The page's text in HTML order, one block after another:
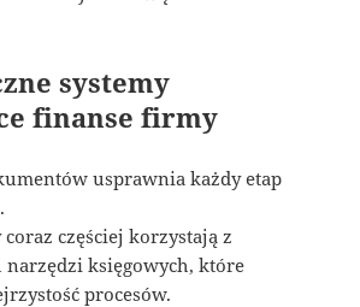
systemy
finanse firmy
usprawnia każdy etap
częściej korzystają z
narzędzi księgowych, które
procesów.